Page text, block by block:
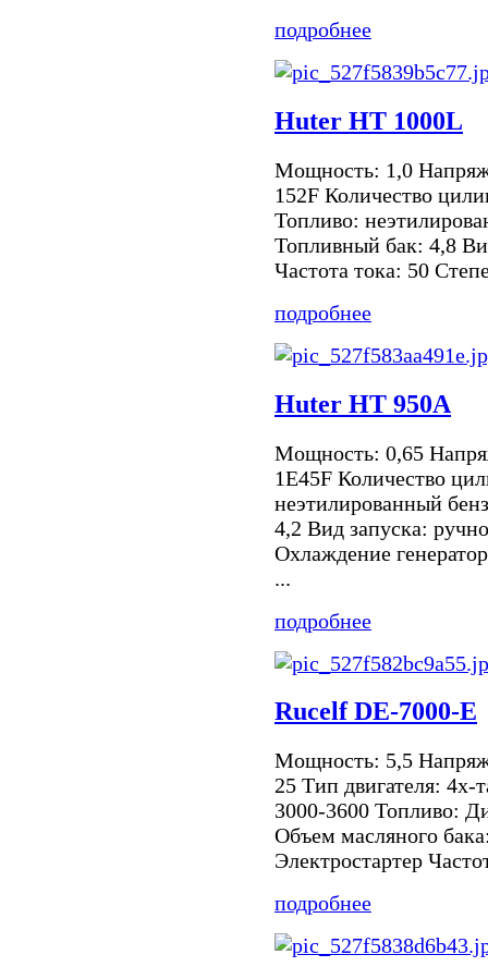
подробнее
Huter НТ 1000L
Мощность: 1,0
152F Количество
Топливо:
Топливный бак: 4,8
Частота тока: 50
подробнее
Huter НТ 950А
Мощность: 0,65
1E45F Количество
неэтилированный
4,2 Вид запуска:
Охлаждение
...
подробнее
Rucelf DE-7000-E
Мощность: 5,5
25 Тип двигателя: 4х-
3000-3600 Топливо:
Объем масляного
Электростартер
подробнее